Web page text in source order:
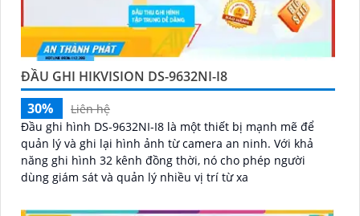
ĐẦU GHI HIKVISION DS-9632NI-I8
30%
Liên hệ
Đầu ghi hình DS-9632NI-I8 là một thiết bị mạnh mẽ để
quản lý và ghi lại hình ảnh từ camera an ninh. Với khả
năng ghi hình 32 kênh đồng thời, nó cho phép người
dùng giám sát và quản lý nhiều vị trí từ xa